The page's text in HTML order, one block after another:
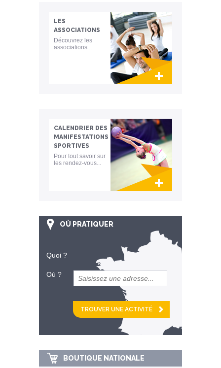
LES
ASSOCIATIONS
Découvrez les
associations...
CALENDRIER DES
MANIFESTATIONS
SPORTIVES
Pour tout savoir sur
les rendez-vous...
OÙ PRATIQUER
Quoi ?
Où ?
et
km alentour
BOUTIQUE NATIONALE